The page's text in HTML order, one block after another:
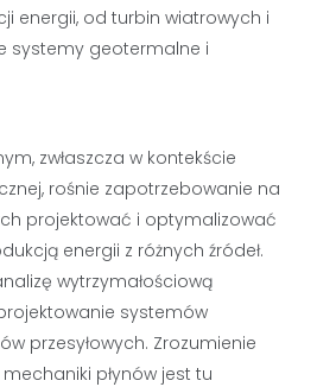
energii, od turbin wiatrowych i
systemy geotermalne i
zwłaszcza w kontekście
rośnie zapotrzebowanie na
projektować i optymalizować
energii z różnych źródeł.
wytrzymałościową
systemów
przesyłowych. Zrozumienie
płynów jest tu